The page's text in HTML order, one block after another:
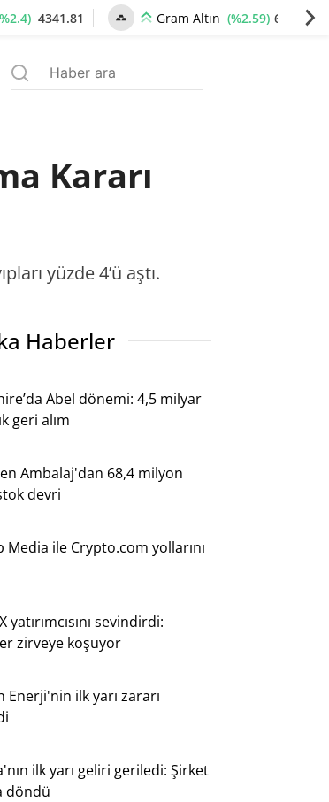
4341.81 Gram Altın (%2.59) 6660.55
Kararı
yüzde 4’ü aştı.
Haberler
Abel dönemi: 4,5 milyar
geri alım
Ambalaj'dan 68,4 milyon
devri
Media ile Crypto.com yollarını
yatırımcısını sevindirdi:
zirveye koşuyor
Enerji'nin ilk yarı zararı
ilk yarı geliri geriledi: Şirket
döndü